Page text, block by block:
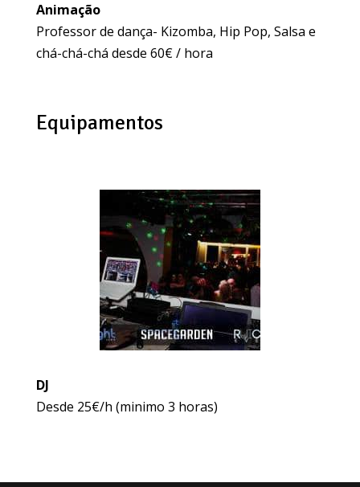
Animação
Professor de dança- Kizomba, Hip Pop, Salsa e
chá-chá-chá desde 60€ / hora
Equipamentos
DJ
Desde 25€/h (minimo 3 horas)